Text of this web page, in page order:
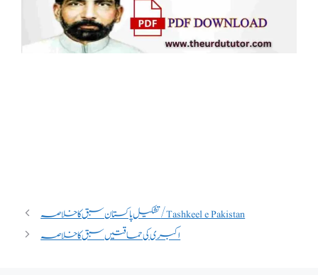
تشکیل پاکستان سبق کا خلاصہ / Tashkeel e Pakistan
اکبری کی حماقتیں سبق کا خلاصہ